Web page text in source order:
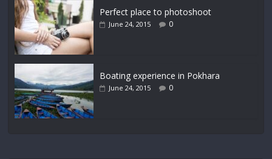
Perfect place to photoshoot
June 24, 2015 0
Boating experience in Pokhara
June 24, 2015 0